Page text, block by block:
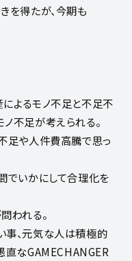
を得たが、今期も
よるモノ不足と不足不
不足が考えられる。
足や人件費高騰で思っ
でいかにして合理化を
われる。
事、元気な人は積極的
直なGAMECHANGER